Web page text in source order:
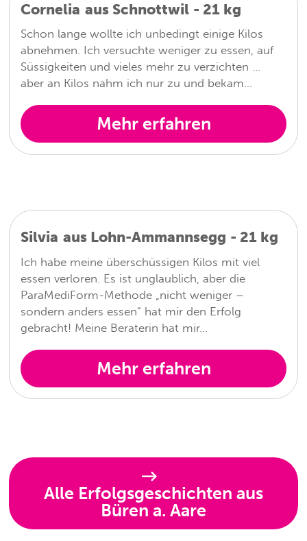
Cornelia aus Schnottwil - 21kg
Schon lange wollte ich unbedingt einige Kilos
abnehmen. Ich versuchte weniger zu essen, auf
Süssigkeiten und vieles mehr zu verzichten …
aber an Kilos nahm ich nur zu und bekam…
Mehr erfahren
Silvia aus Lohn-Ammannsegg - 21kg
Ich habe meine überschüssigen Kilos mit viel
essen verloren. Es ist unglaublich, aber die
ParaMediForm-Methode „nicht weniger –
sondern anders essen“ hat mir den Erfolg
gebracht! Meine Beraterin hat mir…
Mehr erfahren
Alle Erfolgsgeschichten aus
Büren a. Aare